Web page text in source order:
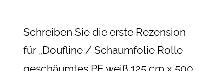
Schreiben Sie die erste Rezension
für „Doufline / Schaumfolie Rolle
geschäumtes PE weiß 125 cm x 500